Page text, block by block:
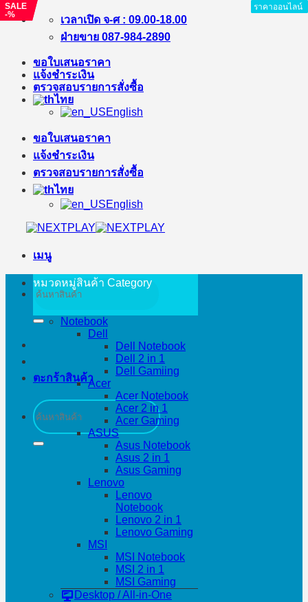
ข้าม
เนื้อหา
เวลาเปิด จ-ศ : 09.00-18.00
ฝ่ายขาย 087-984-2890
ขอใบเสนอราคา
แจ้งชำระเงิน
ตรวจสอบรายการสั่งซื้อ
ไทย
English
ขอใบเสนอราคา
แจ้งชำระเงิน
ตรวจสอบรายการสั่งซื้อ
ไทย
English
เมนู
ค้นหา:
ตะกร้าสินค้า
ค้นหา:
หมวดหมู่สินค้า Category
Notebook
Dell
Dell Notebook
Dell 2 in 1
Dell Gamiing
Acer
Acer Notebook
Acer 2 in 1
Acer Gaming
ASUS
Asus Notebook
Asus 2 in 1
Asus Gaming
Lenovo
Lenovo
Notebook
Lenovo 2 in 1
Lenovo Gaming
MSI
MSI Notebook
MSI 2 in 1
MSI Gaming
Desktop / All-in-One
ราคาออนไลน์
SALE
-%
ราคาออนไลน์
ราคาออนไลน์
ราคาออนไลน์
ราคาออนไลน์
SALE
-%
ราคาออนไลน์
ราคาออนไลน์